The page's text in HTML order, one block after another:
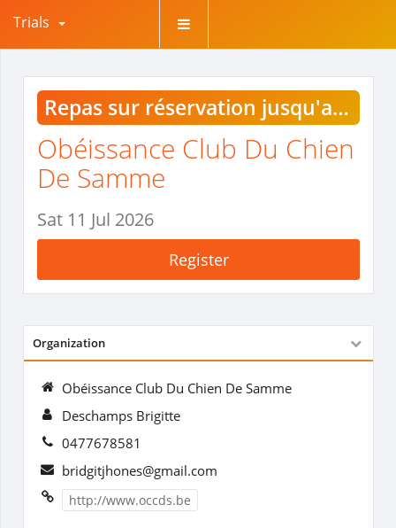
Trials
Repas sur réservation jusqu'au 1er juillet
Obéissance Club Du Chien
De Samme
Sat 11 Jul 2026
Register
Organization
Obéissance Club Du Chien De Samme
Deschamps Brigitte
0477678581
bridgitjhones@gmail.com
http://www.occds.be